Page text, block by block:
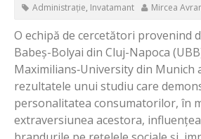
Administrație, Invatamant Mircea
O echipă de cercetători provenind
Babeș-Bolyai din Cluj-Napoca
Maximilians‐University din Munich
rezultatele unui studiu care
personalitatea consumatorilor, în
extraversiunea acestora,